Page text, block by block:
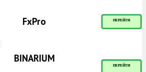
FxPro ПЕРЕЙТИ
BINARIUM
ПЕРЕЙТИ